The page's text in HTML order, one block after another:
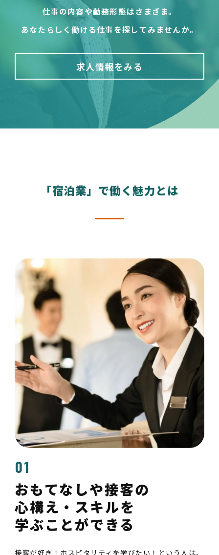
仕事の内容や勤務形態はさまざま。
あなたらしく働ける仕事を探してみませんか。
求人情報をみる
「宿泊業」で働く魅力とは
01
おもてなしや接客の
心構え・スキルを
学ぶことができる
接客が好き！ホスピタリティを学びたい！という人は、